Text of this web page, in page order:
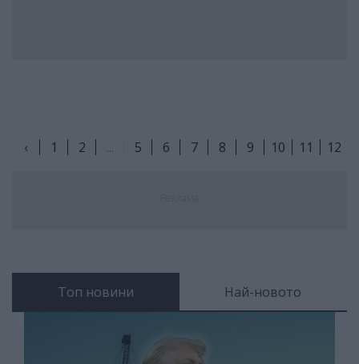
‹ 1 2 ... 5 6 7 8 9 10 11 12
Топ новини Най-новото